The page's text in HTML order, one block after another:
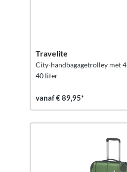
Travelite
City-handbagagetrolley met
40 liter
vanaf € 89,95*